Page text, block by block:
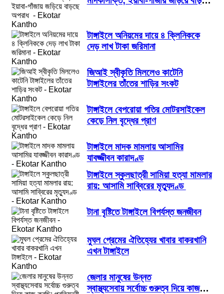
টাঙ্গাইলে অনিয়মের দায়ে ৪ ক্লিনিককে
দেড় লাখ টাকা জরিমানা
জিআই স্বীকৃতি মিললেও কাটেনি
টাঙ্গাইলের তাঁতের শাড়ির সংকট
টাঙ্গাইলে বেপরোয়া গতির মোটরসাইকেল
কেড়ে নিল বৃদ্ধের প্রাণ
টাঙ্গাইলে মাদক মামলায় আসামির
যাবজ্জীবন কারাদণ্ড
টাঙ্গাইলে স্কুলছাত্রী সামিয়া হত্যা মামলার
রায়: আসামি সাব্বিরের মৃত্যুদণ্ড
টানা বৃষ্টিতে টাঙ্গাইলে বিপর্যস্ত জনজীবন
মুঘল প্রেমের ঐতিহ্যের খাবার বাকরখানি
এখন টাঙ্গাইলে
জেলার মানুষের উন্নত
স্বাস্থ্যসেবায় সর্বোচ্চ গুরুত্ব দিয়ে কাজ